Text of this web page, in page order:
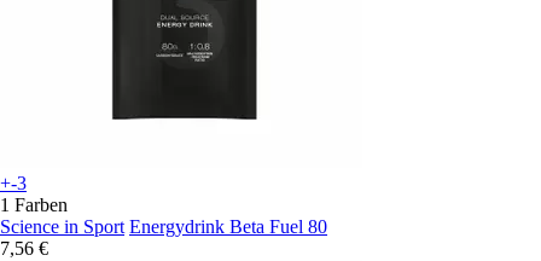
+-3
1 Farben
Science in Sport Energydrink Beta Fuel 80
7,56 €